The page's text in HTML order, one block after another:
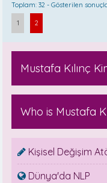
Toplam: 32 - Gösterilen
1 2
Mustafa Kılınç
Who is Mustafa
Kişisel Değişim
Dünya'da NLP